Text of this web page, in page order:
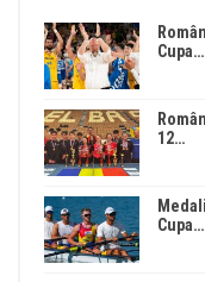
Cupa…
12…
Cupa…